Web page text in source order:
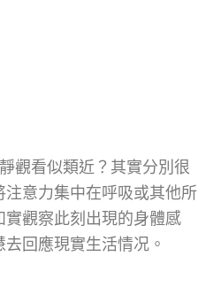
觀看似類近？其實分別很
意力集中在呼吸或其他所
觀察此刻出現的身體感
回應現實生活情况。